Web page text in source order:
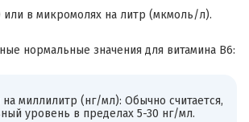
в микромолях на литр (мкмоль/л).
нормальные значения для витамина B6:
миллилитр (нг/мл): Обычно считается,
уровень в пределах 5-30 нг/мл.